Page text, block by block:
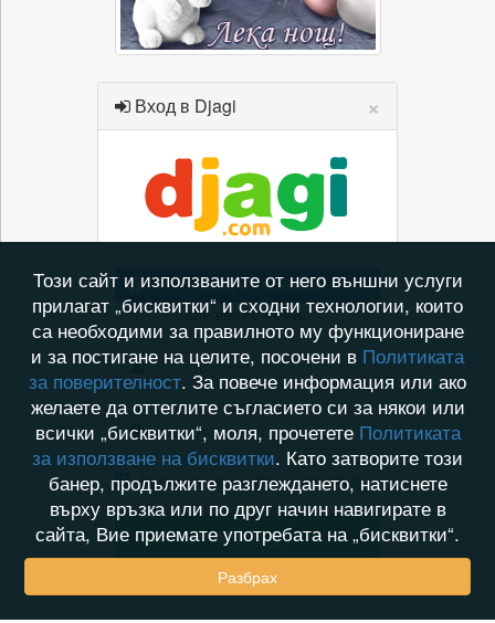
Вход в Djagi ×
Вход с Facebook
или влез с имейл
Запомни ме на този компютър
Вход
Регистрация? Забравена парола ?
Този сайт и използваните от него външни услуги
прилагат „бисквитки“ и сходни технологии, които
са необходими за правилното му функциониране
и за постигане на целите, посочени в Политиката
за поверителност. За повече информация или ако
желаете да оттеглите съгласието си за някои или
всички „бисквитки“, моля, прочетете Политиката
за използване на бисквитки. Като затворите този
банер, продължите разглеждането, натиснете
върху връзка или по друг начин навигирате в
сайта, Вие приемате употребата на „бисквитки“.
Разбрах